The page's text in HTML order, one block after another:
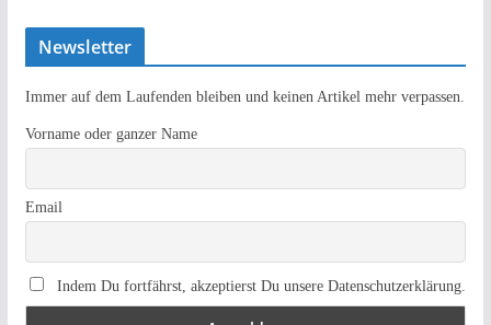
Newsletter
Immer auf dem Laufenden bleiben und keinen Artikel mehr verpassen.
Vorname oder ganzer Name
Email
Indem Du fortfährst, akzeptierst Du unsere Datenschutzerklärung.